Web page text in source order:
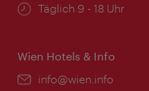
Öffnungszeiten:
Täglich 9 - 18 Uhr
Wien Hotels & Info
Email:
info@wien.info